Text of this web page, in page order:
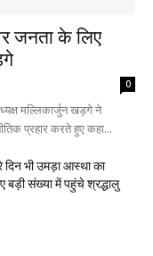
जनता के लिए
0
मल्लिकार्जुन खड़गे ने
प्रहार करते हुए कहा...
दिन भी उमड़ा आस्था का
संख्या में पहुंचे श्रद्धालु